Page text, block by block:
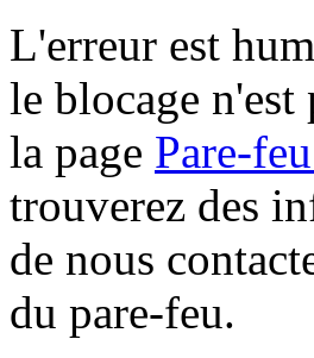
L'erreur est
le blocage
la page Pare-
trouverez des
de nous
du pare-feu.